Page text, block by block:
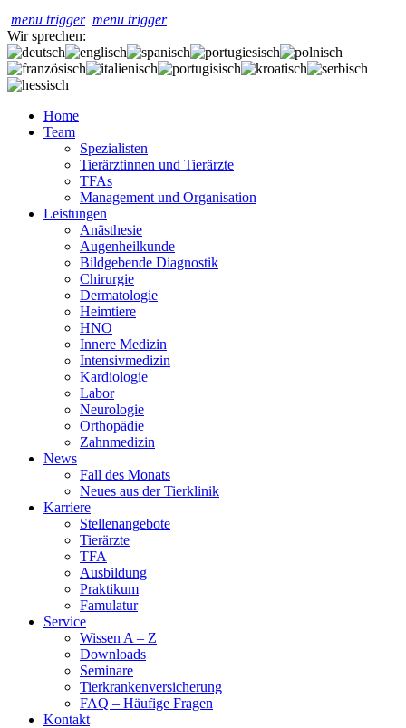
menu trigger menu trigger
Wir sprechen:
Home
Team
Spezialisten
Tierärztinnen und Tierärzte
TFAs
Management und Organisation
Leistungen
Anästhesie
Augenheilkunde
Bildgebende Diagnostik
Chirurgie
Dermatologie
Heimtiere
HNO
Innere Medizin
Intensivmedizin
Kardiologie
Labor
Neurologie
Orthopädie
Zahnmedizin
News
Fall des Monats
Neues aus der Tierklinik
Karriere
Stellenangebote
Tierärzte
TFA
Ausbildung
Praktikum
Famulatur
Service
Wissen A – Z
Downloads
Seminare
Tierkrankenversicherung
FAQ – Häufige Fragen
Kontakt